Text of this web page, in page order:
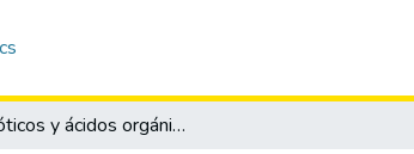
Probióticos y ácidos orgánicos como biocontroladores para optimizar el desarrollo embrionario y la eclosión de Penaeus vannamei.